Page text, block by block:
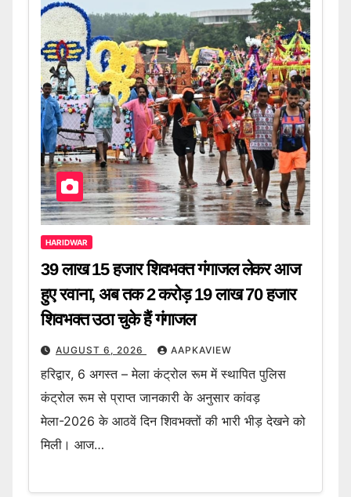
HARIDWAR
39 लाख 15 हजार शिवभक्त गंगाजल लेकर आज
हुए रवाना, अब तक 2 करोड़ 19 लाख 70 हजार
शिवभक्त उठा चुके हैं गंगाजल
AUGUST 6, 2026 AAPKAVIEW
हरिद्वार, 6 अगस्त – मेला कंट्रोल रूम में स्थापित पुलिस
कंट्रोल रूम से प्राप्त जानकारी के अनुसार कांवड़
मेला-2026 के आठवें दिन शिवभक्तों की भारी भीड़ देखने को
मिली। आज…